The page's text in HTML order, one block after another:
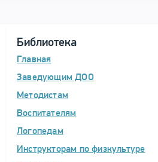
Библиотека
Главная
Заведующим ДОО
Методистам
Воспитателям
Логопедам
Инструкторам по физкультуре